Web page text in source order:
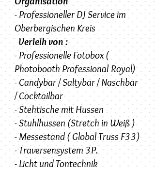
- Professioneller DJ Service im
Oberbergischen Kreis
Verleih von :
- Professionelle Fotobox (
Photobooth Professional Royal)
- Candybar / Saltybar / Naschbar
/ Cocktailbar
- Stehtische mit Hussen
- Stuhlhussen (Stretch in Weiß )
- Messestand ( Global Truss F33)
- Traversensystem 3P.
- Licht und Tontechnik